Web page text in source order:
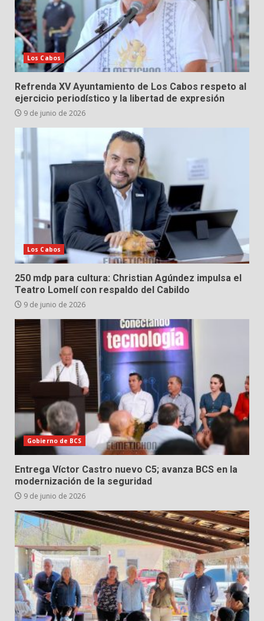
Los Cabos
Refrenda XV Ayuntamiento de Los Cabos respeto al
ejercicio periodístico y la libertad de expresión
9 de junio de 2026
Los Cabos
250 mdp para cultura: Christian Agúndez impulsa el
Teatro Lomelí con respaldo del Cabildo
9 de junio de 2026
Gobierno de BCS
Entrega Víctor Castro nuevo C5; avanza BCS en la
modernización de la seguridad
9 de junio de 2026